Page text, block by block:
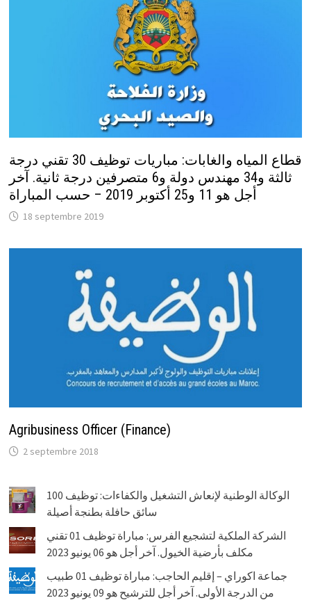
قطاع المياه والغابات: مباريات توظيف 30 تقني درجة
ثالثة و34 مهندس دولة و6 متصرفين درجة ثانية. آخر
أجل هو 11 و25 أكتوبر 2019 – حسب المباراة
18 septembre 2019
Agribusiness Officer (Finance)
2 septembre 2018
الوكالة الوطنية لإنعاش التشغيل والكفاءات: توظيف 100
سائق حافلة بطنجة أصيلة
الشركة الملكية لتشجيع الفرس: مباراة توظيف 01 تقني
مكلف بأرضية الخيول. آخر أجل هو 06 يونيو 2023
جماعة اكوراي – إقليم الحاجب: مباراة توظيف 01 طبيب
من الدرجة الأولى. آخر أجل للترشيح هو 09 يونيو 2023